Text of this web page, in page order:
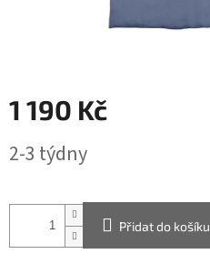
1 190 Kč
cena:
2-3 týdny
Přidat do košíku